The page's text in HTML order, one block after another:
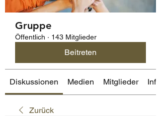
Gruppe
Öffentlich · 143 Mitglieder
Beitreten
Diskussionen Medien Mitglieder Info
Zurück